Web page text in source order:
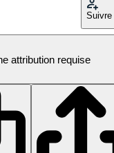
Suivre
attribution requise